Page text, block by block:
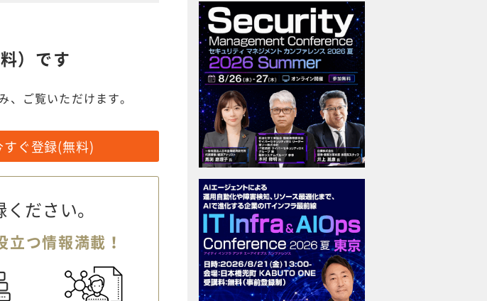
）です
ご覧いただけます。
すぐ登録(無料)
ださい。
立つ情報満載！